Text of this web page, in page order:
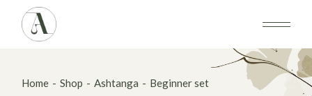
content
Home Shop Ashtanga Beginner set